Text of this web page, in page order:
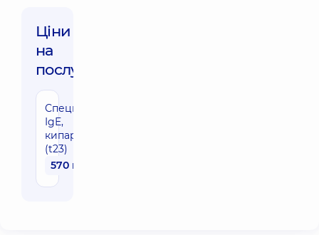
Ціни
на
послуги:
Специфічні
IgE,
кипарис
(t23)
570 грн